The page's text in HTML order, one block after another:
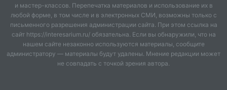
и мастер-классов. Перепечатка материалов и использование их в
любой форме, в том числе и в электронных СМИ, возможны только с
письменного разрешения администрации сайта. При этом ссылка на
сайт https://interesarium.ru/ обязательна. Если вы обнаружили, что на
нашем сайте незаконно используются материалы, сообщите
администратору — материалы будут удалены. Мнение редакции может
не совпадать с точкой зрения автора.